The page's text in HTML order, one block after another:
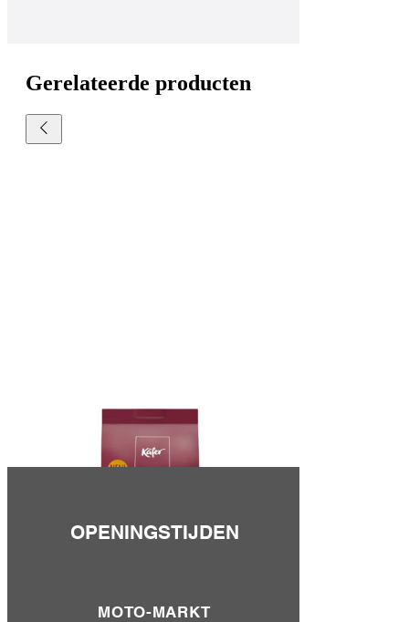
Gerelateerde producten
OPENINGSTIJDEN
MOTO-MARKT